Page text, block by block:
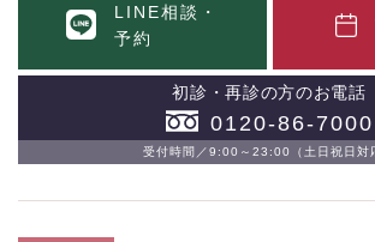
LINE相談・
予約
初診・再診の方のお電話
0120-86-7000
受付時間／9:00～23:00（土日祝日対